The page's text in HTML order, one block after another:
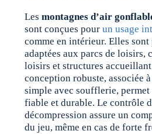
Lesmontagnes d’air
sont conçues pourun usage
comme en intérieur. Elles
adaptées aux parcs de loisirs,
loisirs et structures
conception robuste, associée
simple avec soufflerie,
fiable et durable. Le contrôle
décompression assure un
du jeu, même en cas de forte